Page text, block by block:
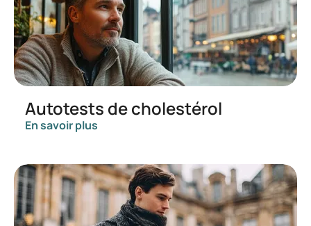
Autotests de cholestérol
En savoir plus